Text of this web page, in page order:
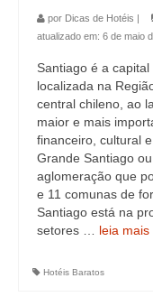
por Dicas de Hotéis |
atualizado em: 6 de maio
Santiago é a
localizada na
central chileno, ao
maior e mais
financeiro, cultural
Grande Santiago
aglomeração que
e 11 comunas de
Santiago está na
setores … leia mais
Hotéis Baratos